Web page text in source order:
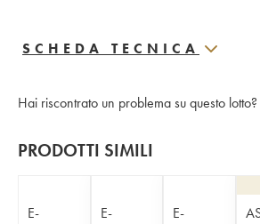
SCHEDA TECNICA
Hai riscontrato un problema su questo lotto?
PRODOTTI SIMILI
E-
E-
E-